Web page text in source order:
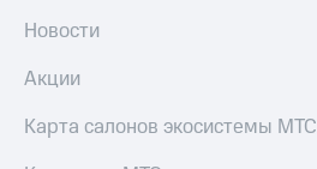
Новости
Акции
Карта салонов экосистемы МТС